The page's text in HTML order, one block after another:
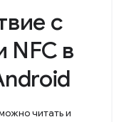
с
NFC в
читать и